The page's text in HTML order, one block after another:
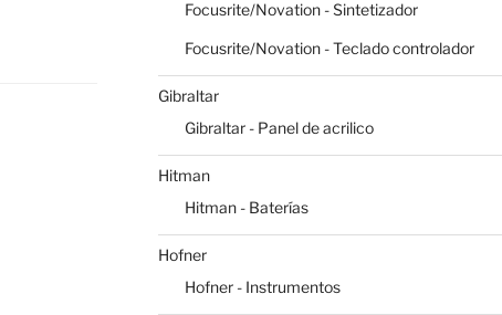
Focusrite/Novation - Sintetizador
Focusrite/Novation - Teclado controlador
Gibraltar
Gibraltar - Panel de acrilico
Hitman
Hitman - Baterías
Hofner
Hofner - Instrumentos